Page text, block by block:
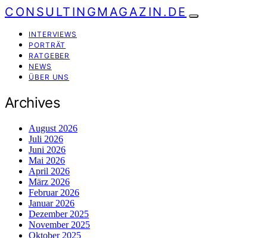
CONSULTINGMAGAZIN.DE
INTERVIEWS
PORTRÄT
RATGEBER
NEWS
ÜBER UNS
Archives
August 2026
Juli 2026
Juni 2026
Mai 2026
April 2026
März 2026
Februar 2026
Januar 2026
Dezember 2025
November 2025
Oktober 2025